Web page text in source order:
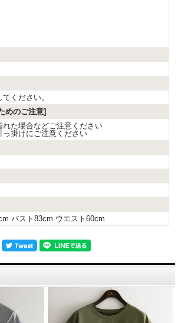
ください。
めのご注意]
た場合などご注意ください
掛けにご注意ください
バスト83cm ウエスト60cm